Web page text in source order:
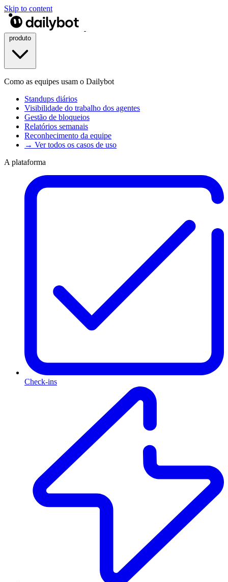
Skip to content
Como as equipes usam o Dailybot
Standups diários
Visibilidade do trabalho dos agentes
Gestão de bloqueios
Relatórios semanais
Reconhecimento da equipe
→ Ver todos os casos de uso
A plataforma
Check-ins